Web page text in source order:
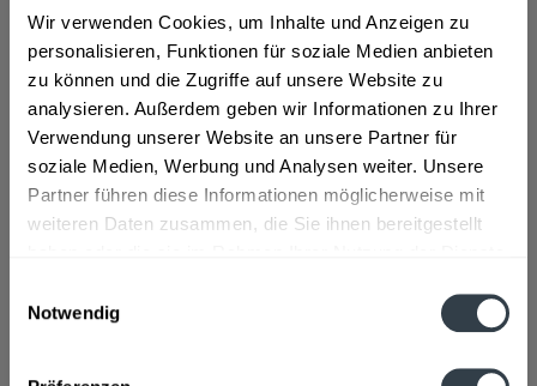
Wir verwenden Cookies, um Inhalte und Anzeigen zu
personalisieren, Funktionen für soziale Medien anbieten
zu können und die Zugriffe auf unsere Website zu
analysieren. Außerdem geben wir Informationen zu Ihrer
Verwendung unserer Website an unsere Partner für
soziale Medien, Werbung und Analysen weiter. Unsere
Partner führen diese Informationen möglicherweise mit
weiteren Daten zusammen, die Sie ihnen bereitgestellt
Notwendig
Vorrätig
MEHRWEG
+3,10 € Pfand
In den Warenkorb
Artikel-Nr.:
15323
Verfügbar in: